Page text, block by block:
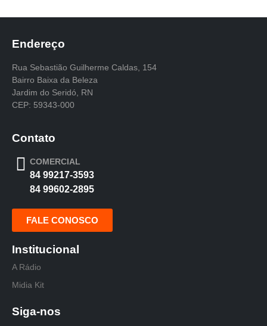
Endereço
Rua Sebastião Guilherme Caldas, 154
Bairro Baixa da Beleza
Jardim do Seridó, RN
CEP: 59343-000
Contato
COMERCIAL
84 99217-3593
84 99602-2895
FALE CONOSCO
Institucional
A Rádio
Midia Kit
Siga-nos